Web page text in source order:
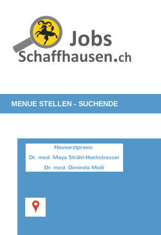
MENUE STELLEN - SUCHENDE